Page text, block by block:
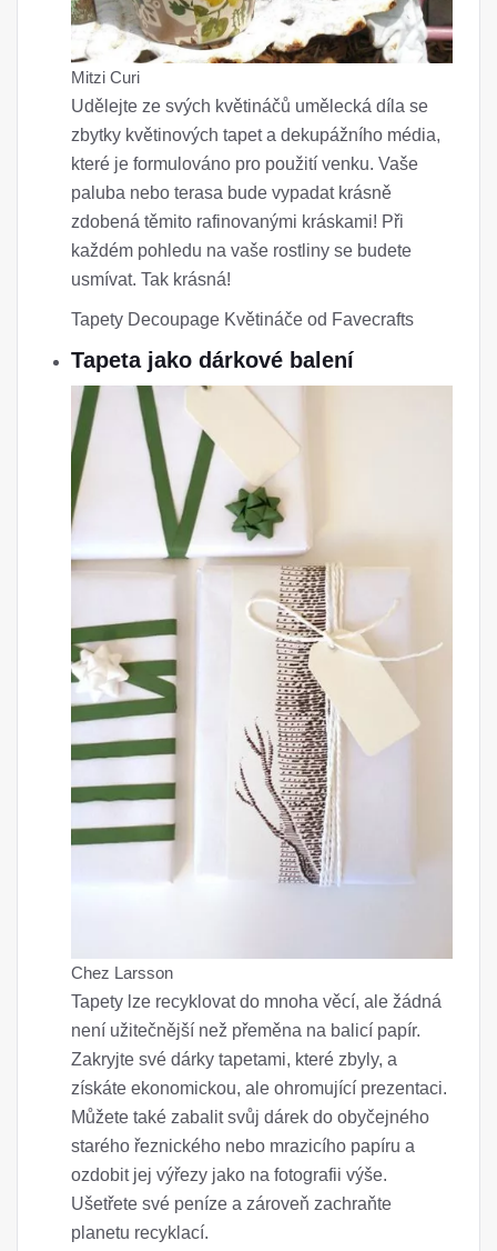
Mitzi Curi
Udělejte ze svých květináčů umělecká díla se
zbytky květinových tapet a dekupážního média,
které je formulováno pro použití venku. Vaše
paluba nebo terasa bude vypadat krásně
zdobená těmito rafinovanými kráskami! Při
každém pohledu na vaše rostliny se budete
usmívat. Tak krásná!
Tapety Decoupage Květináče od Favecrafts
Tapeta jako dárkové balení
Chez Larsson
Tapety lze recyklovat do mnoha věcí, ale žádná
není užitečnější než přeměna na balicí papír.
Zakryjte své dárky tapetami, které zbyly, a
získáte ekonomickou, ale ohromující prezentaci.
Můžete také zabalit svůj dárek do obyčejného
starého řeznického nebo mrazicího papíru a
ozdobit jej výřezy jako na fotografii výše.
Ušetřete své peníze a zároveň zachraňte
planetu recyklací.